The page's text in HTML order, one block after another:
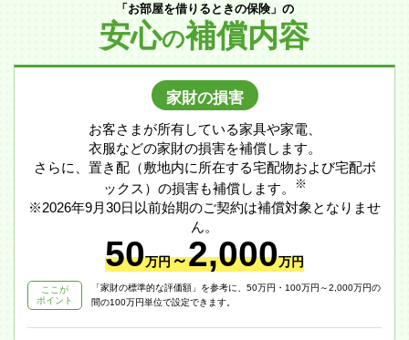
「お部屋を借りるときの保険」の
安心の補償内容
家財の損害
お客さまが所有している家具や家電、
衣服などの家財の損害を補償します。
さらに、置き配（敷地内に所在する宅配物および宅配ボ
ックス）の損害も補償します。
※
※2026年9月30日以前始期のご契約は補償対象となりませ
ん。
50万円～2,000万円
ここが
ポイント
「家財の標準的な評価額」を参考に、50万円・100万円～2,000万円の
間の100万円単位で設定できます。